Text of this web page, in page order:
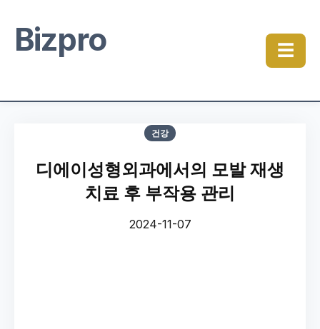
Bizpro ☰
건강
디에이성형외과에서의 모발 재생
치료 후 부작용 관리
2024-11-07